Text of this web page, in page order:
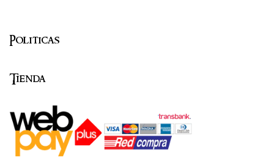
Politicas
Tienda